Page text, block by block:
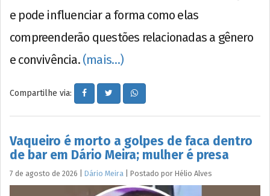
e pode influenciar a forma como elas
compreenderão questões relacionadas a gênero
e convivência. (mais…)
Compartilhe via:
Vaqueiro é morto a golpes de faca dentro
de bar em Dário Meira; mulher é presa
7 de agosto de 2026 Dário Meira Postado por Hélio Alves